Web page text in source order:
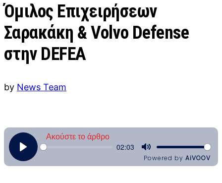
Όμιλος Επιχειρήσεων
Σαρακάκη & Volvo Defense
στην DEFEA
by News Team